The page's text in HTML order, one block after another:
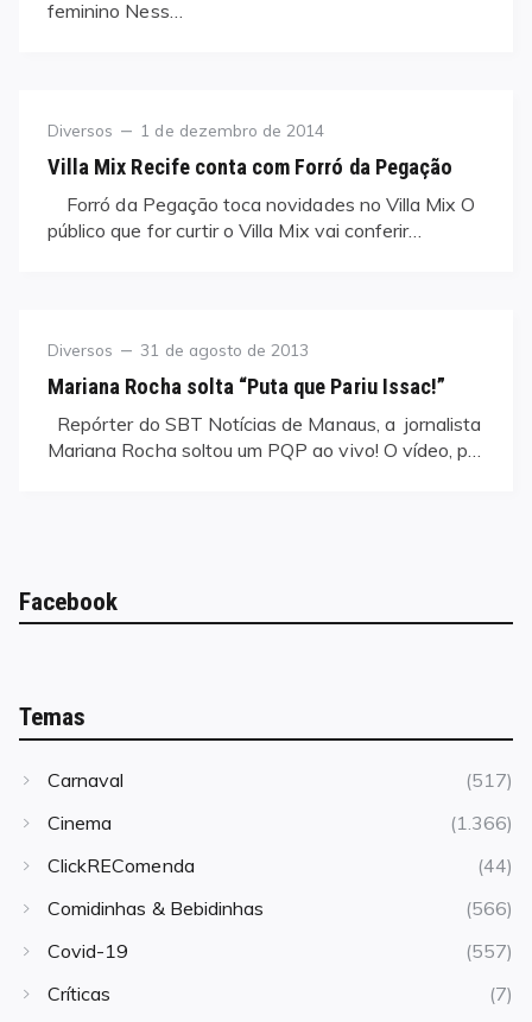
feminino Ness…
Category
Diversos
Posted
1 de dezembro de 2014
Villa Mix Recife conta com Forró da Pegação
Forró da Pegação toca novidades no Villa Mix O
público que for curtir o Villa Mix vai conferir…
Category
Diversos
Posted
31 de agosto de 2013
Mariana Rocha solta “Puta que Pariu Issac!”
Repórter do SBT Notícias de Manaus, a jornalista
Mariana Rocha soltou um PQP ao vivo! O vídeo, p…
Facebook
Temas
Carnaval
(517)
Cinema
(1.366)
ClickREComenda
(44)
Comidinhas & Bebidinhas
(566)
Covid-19
(557)
Críticas
(7)